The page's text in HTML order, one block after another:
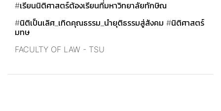
#เรียนนิติศาสตร์ต้องเรียนที่มหาวิทยาลัยทักษิณ
#นิติเป็นเลิศ_เทิดคุณธรรม_นำยุติธรรมสู่สังคม #นิติศาสตร์
มทษ
FACULTY OF LAW - TSU